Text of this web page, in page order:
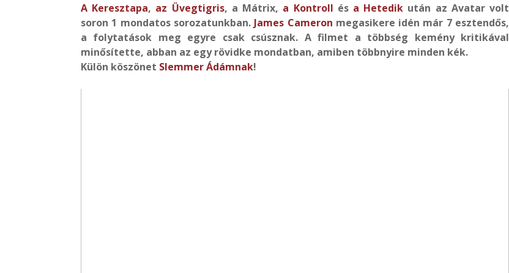
A Keresztapa, az Üvegtigris, a Mátrix, a Kontroll ésa Hetedik után az Avatar volt
soron 1 mondatos sorozatunkban. James Cameron megasikere idén már 7 esztendős,
a folytatások meg egyre csak csúsznak. A filmet a többség kemény kritikával
minősítette, abban az egy rövidke mondatban, amiben többnyire minden kék.
Külön köszönet Slemmer Ádámnak!